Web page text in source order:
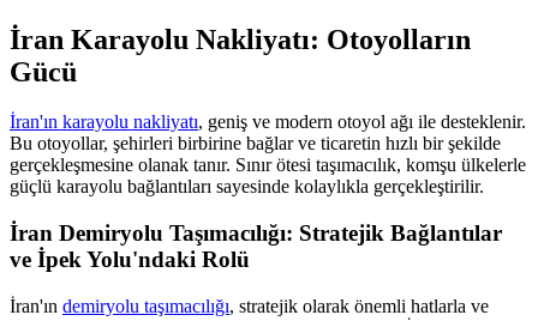
İran Karayolu Nakliyatı: Otoyolların
Gücü
İran'ın karayolu nakliyatı, geniş ve modern otoyol ağı ile desteklenir.
Bu otoyollar, şehirleri birbirine bağlar ve ticaretin hızlı bir şekilde
gerçekleşmesine olanak tanır. Sınır ötesi taşımacılık, komşu ülkelerle
güçlü karayolu bağlantıları sayesinde kolaylıkla gerçekleştirilir.
İran Demiryolu Taşımacılığı: Stratejik Bağlantılar
ve İpek Yolu'ndaki Rolü
İran'ın demiryolu taşımacılığı, stratejik olarak önemli hatlarla ve